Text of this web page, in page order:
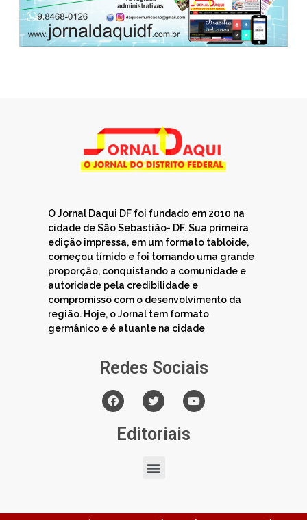
O Jornal Daqui DF foi fundado em 2010 na
cidade de São Sebastião- DF. Sua primeira
edição impressa, em um formato tabloide,
começou tímido e foi tomando uma grande
proporção, conquistando a comunidade e
autoridade pela credibilidade e
compromisso com o desenvolvimento da
região. Hoje, o Jornal tem formato
germânico e é atuante na cidade
Redes Sociais
Editoriais